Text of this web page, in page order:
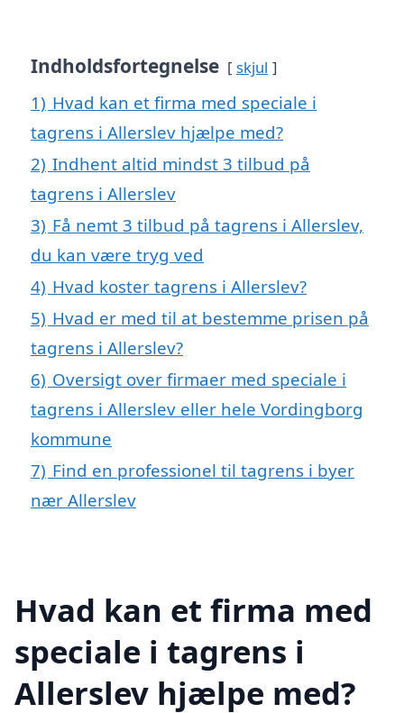
Indholdsfortegnelse skjul
1) Hvad kan et firma med speciale i
tagrens i Allerslev hjælpe med?
2) Indhent altid mindst 3 tilbud på
tagrens i Allerslev
3) Få nemt 3 tilbud på tagrens i Allerslev,
du kan være tryg ved
4) Hvad koster tagrens i Allerslev?
5) Hvad er med til at bestemme prisen på
tagrens i Allerslev?
6) Oversigt over firmaer med speciale i
tagrens i Allerslev eller hele Vordingborg
kommune
7) Find en professionel til tagrens i byer
nær Allerslev
Hvad kan et firma med
speciale i tagrens i
Allerslev hjælpe med?